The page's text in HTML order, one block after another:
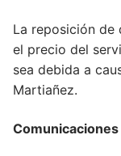
La reposición de
el precio del
sea debida a
Martiañez.